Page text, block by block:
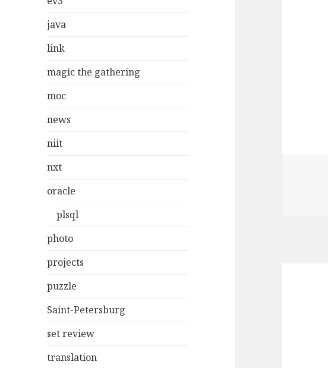
java
link
magic the gathering
moc
news
niit
nxt
oracle
plsql
photo
projects
puzzle
Saint-Petersburg
set review
translation